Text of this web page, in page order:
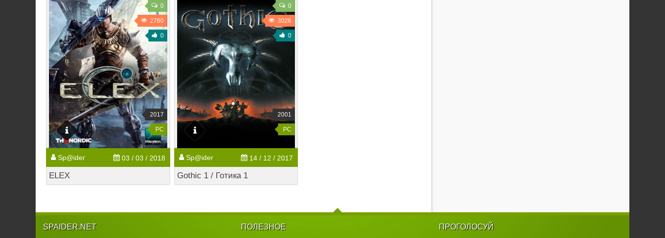
0
2760
0
2017
PC
Sp@ider 03 / 03 / 2018
ELEX
0
3026
0
2001
PC
Sp@ider 14 / 12 / 2017
Gothic 1 / Готика 1
SPAIDER.NET ПОЛЕЗНОЕ ПРОГОЛОСУЙ